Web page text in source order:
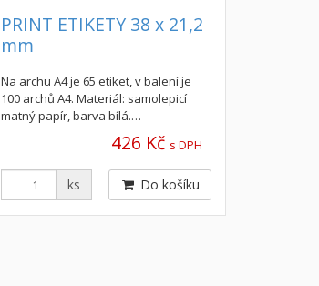
PRINT ETIKETY 38 x 21,2
mm
Na archu A4 je 65 etiket, v balení je
100 archů A4. Materiál: samolepicí
matný papír, barva bílá.…
426 Kč s DPH
ks Do košíku